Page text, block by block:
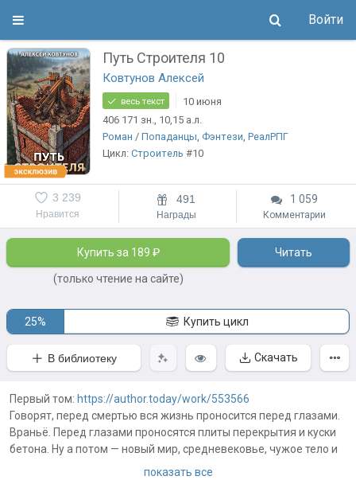
Войти
Путь Строителя 10
Ковтунов Алексей
весь текст
10 июня
406 171 зн., 10,15 а.л.
Роман / Попаданцы, Фэнтези, РеалРПГ
Цикл: Строитель #10
Нравится
3 239 491
Награды
1 059
Комментарии
Купить за 189 ₽
(только чтение на сайте)
Читать
25% Купить цикл
В библиотеку Скачать
Первый том: https://author.today/work/553566
Говорят, перед смертью вся жизнь проносится перед глазами.
Враньё. Перед глазами проносятся плиты перекрытия и куски
бетона. Ну а потом — новый мир, средневековье, чужое тело и
показать все